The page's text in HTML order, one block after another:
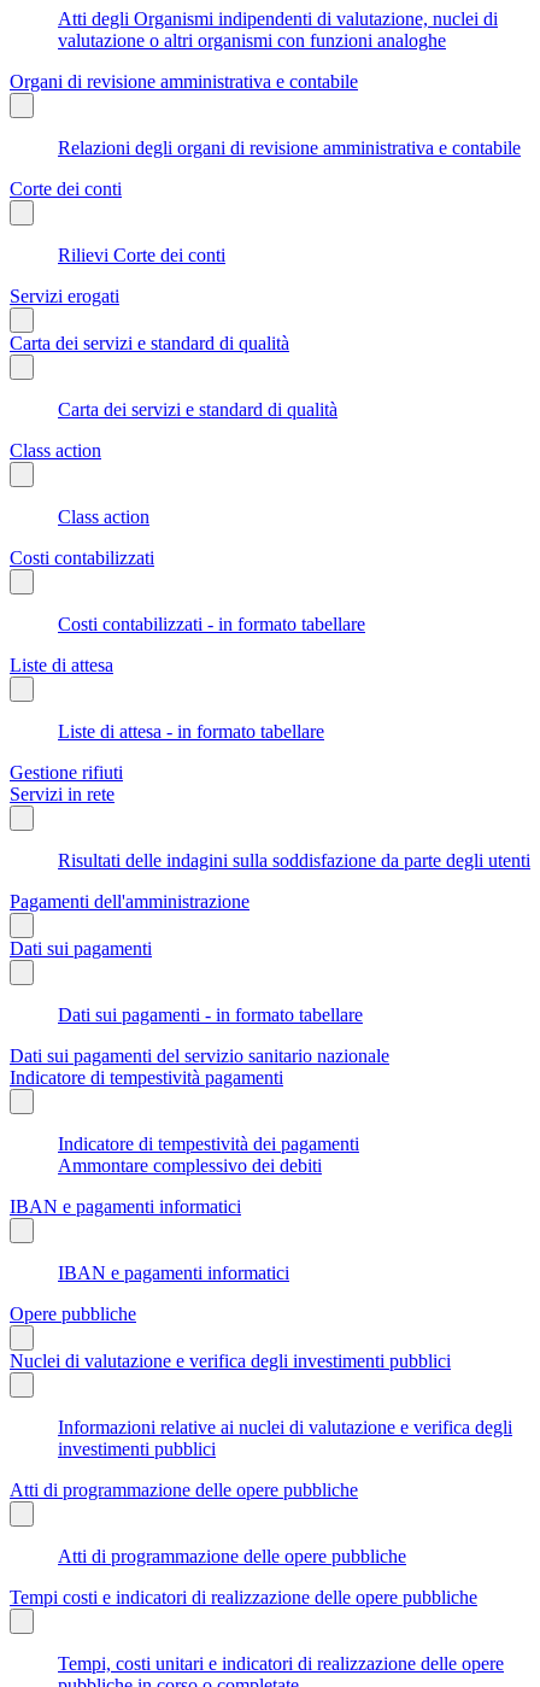
Atti degli Organismi indipendenti di valutazione, nuclei di
valutazione o altri organismi con funzioni analoghe
Organi di revisione amministrativa e contabile
Relazioni degli organi di revisione amministrativa e contabile
Corte dei conti
Rilievi Corte dei conti
Servizi erogati
Carta dei servizi e standard di qualità
Carta dei servizi e standard di qualità
Class action
Class action
Costi contabilizzati
Costi contabilizzati - in formato tabellare
Liste di attesa
Liste di attesa - in formato tabellare
Gestione rifiuti
Servizi in rete
Risultati delle indagini sulla soddisfazione da parte degli utenti
Pagamenti dell'amministrazione
Dati sui pagamenti
Dati sui pagamenti - in formato tabellare
Dati sui pagamenti del servizio sanitario nazionale
Indicatore di tempestività pagamenti
Indicatore di tempestività dei pagamenti
Ammontare complessivo dei debiti
IBAN e pagamenti informatici
IBAN e pagamenti informatici
Opere pubbliche
Nuclei di valutazione e verifica degli investimenti pubblici
Informazioni relative ai nuclei di valutazione e verifica degli
investimenti pubblici
Atti di programmazione delle opere pubbliche
Atti di programmazione delle opere pubbliche
Tempi costi e indicatori di realizzazione delle opere pubbliche
Tempi, costi unitari e indicatori di realizzazione delle opere